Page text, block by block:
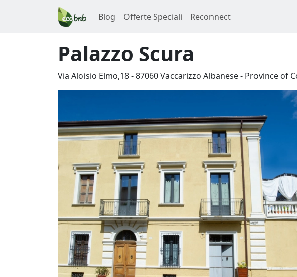
Blog Offerte Speciali Reconnect
Palazzo Scura
Via Aloisio Elmo,18-87060Vaccarizzo Albanese- Province of